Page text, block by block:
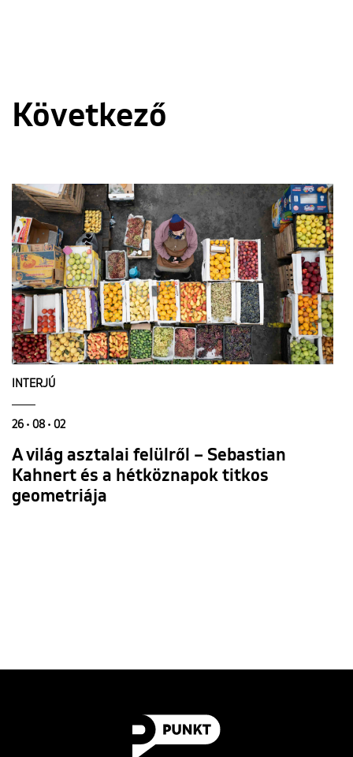
Következő
INTERJÚ
26 • 08 • 02
A világ asztalai felülről – Sebastian
Kahnert és a hétköznapok titkos
geometriája